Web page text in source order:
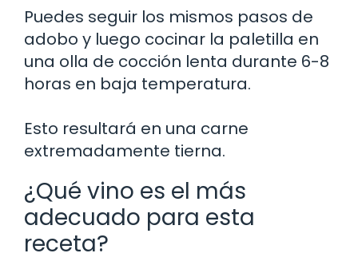
Puedes seguir los mismos pasos de
adobo y luego cocinar la paletilla en
una olla de cocción lenta durante 6-8
horas en baja temperatura.
Esto resultará en una carne
extremadamente tierna.
¿Qué vino es el más
adecuado para esta
receta?